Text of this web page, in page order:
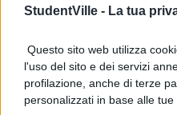
StudentVille - La tua
Questo sito web utilizza
l'uso del sito e dei servizi
profilazione, anche di terze
personalizzati in base alle
Questa resistenza è
grado di intensità
contemplato negli